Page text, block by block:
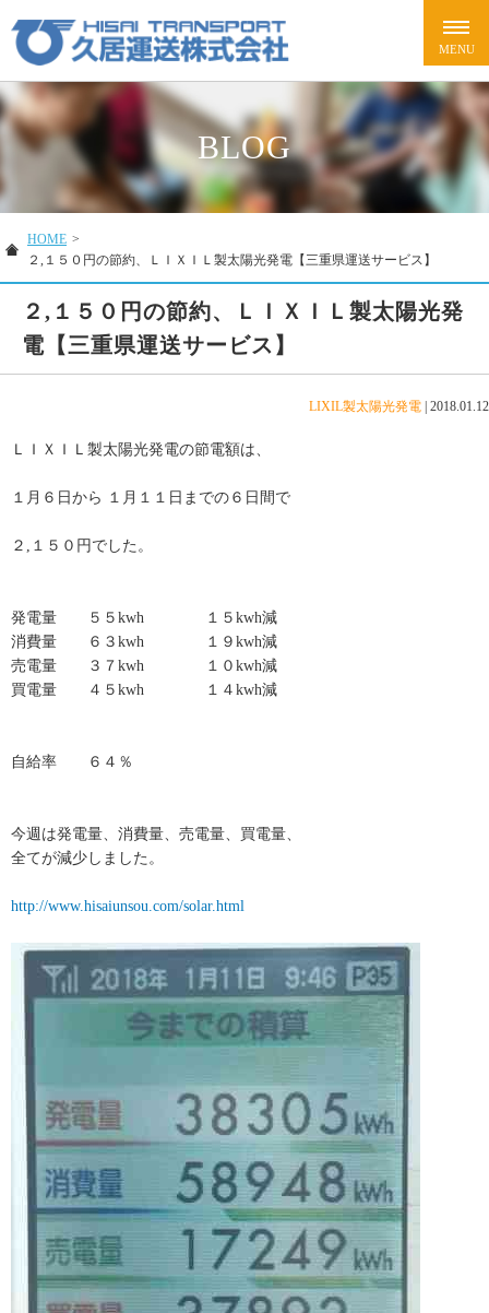
BLOG
HOME >
２,１５０円の節約、ＬＩＸＩＬ製太陽光発電【三重県運送サービス】
２,１５０円の節約、ＬＩＸＩＬ製太陽光発
電【三重県運送サービス】
LIXIL製太陽光発電 2018.01.12
ＬＩＸＩＬ製太陽光発電の節電額は、
１月６日から １月１１日までの６日間で
２,１５０円でした。
発電量 ５５kwh １５kwh減
消費量 ６３kwh １９kwh減
売電量 ３７kwh １０kwh減
買電量 ４５kwh １４kwh減
自給率 ６４％
今週は発電量、消費量、売電量、買電量、
全てが減少しました。
http://www.hisaiunsou.com/solar.html